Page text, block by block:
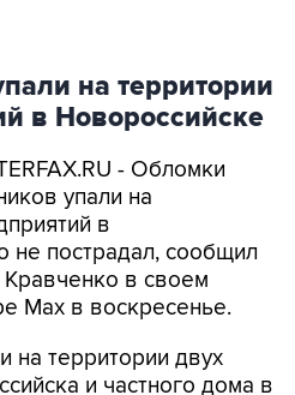
на территории
в Новороссийске
- Обломки
упали на
в
не пострадал, сообщил
в своем
Max в воскресенье.
территории двух
и частного дома в